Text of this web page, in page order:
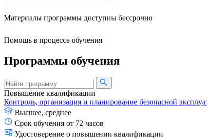
Материалы программы доступны бессрочно
Помощь в процессе обучения
Программы обучения
Повышение квалификации
Контроль, организация и планирование безопасной
Высшее, среднее
Срок обучения от 72 часов
Удостоверение о повышении квалификации